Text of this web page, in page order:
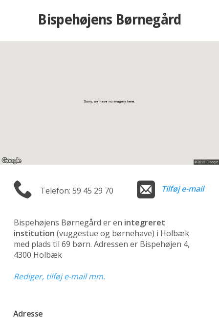
Bispehøjens Børnegård
Telefon: 59 45 29 70 Tilføj e-mail
Bispehøjens Børnegård er en integreret
institution (vuggestue og børnehave) i Holbæk
med plads til 69 børn. Adressen er Bispehøjen 4,
4300 Holbæk
Rediger, tilføj e-mail mm.
Adresse